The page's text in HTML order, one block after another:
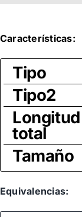
Características:
Tipo
Tipo2
Longitud
total
Tamaño
rosca
Medida
de rosca
Equivalencias: